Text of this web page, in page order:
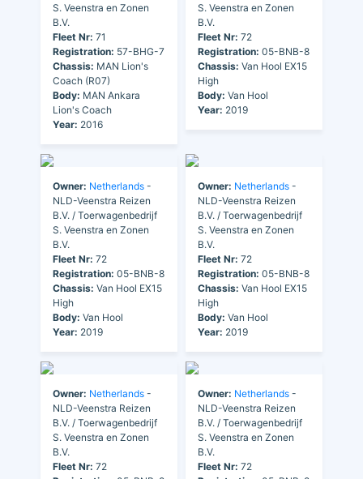
S. Veenstra en Zonen
B.V.
Fleet Nr: 71
Registration: 57-BHG-7
Chassis: MAN Lion's
Coach (R07)
Body: MAN Ankara
Lion's Coach
Year: 2016
S. Veenstra en Zonen
B.V.
Fleet Nr: 72
Registration: 05-BNB-8
Chassis: Van Hool EX15
High
Body: Van Hool
Year: 2019
Owner: Netherlands -
NLD-Veenstra Reizen
B.V. / Toerwagenbedrijf
S. Veenstra en Zonen
B.V.
Fleet Nr: 72
Registration: 05-BNB-8
Chassis: Van Hool EX15
High
Body: Van Hool
Year: 2019
Owner: Netherlands -
NLD-Veenstra Reizen
B.V. / Toerwagenbedrijf
S. Veenstra en Zonen
B.V.
Fleet Nr: 72
Registration: 05-BNB-8
Chassis: Van Hool EX15
High
Body: Van Hool
Year: 2019
Owner: Netherlands -
NLD-Veenstra Reizen
B.V. / Toerwagenbedrijf
S. Veenstra en Zonen
B.V.
Fleet Nr: 72
Owner: Netherlands -
NLD-Veenstra Reizen
B.V. / Toerwagenbedrijf
S. Veenstra en Zonen
B.V.
Fleet Nr: 72